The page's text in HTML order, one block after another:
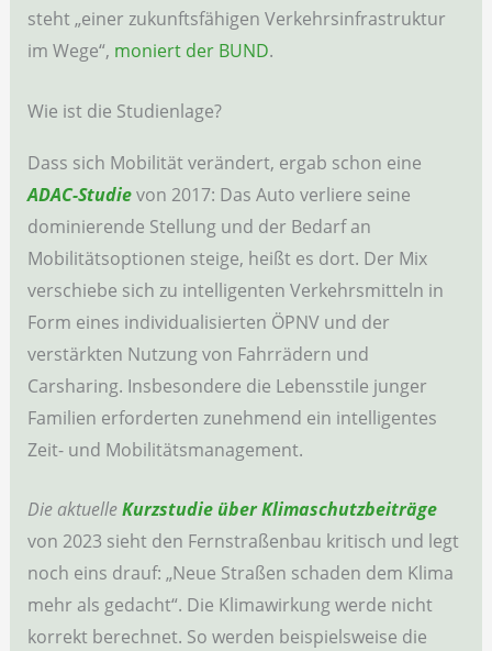
steht „einer zukunftsfähigen Verkehrsinfrastruktur
im Wege“, moniert der BUND.
Wie ist die Studienlage?
Dass sich Mobilität verändert, ergab schon eine
ADAC-Studievon 2017: Das Auto verliere seine
dominierende Stellung und der Bedarf an
Mobilitätsoptionen steige, heißt es dort. Der Mix
verschiebe sich zu intelligenten Verkehrsmitteln in
Form eines individualisierten ÖPNV und der
verstärkten Nutzung von Fahrrädern und
Carsharing. Insbesondere die Lebensstile junger
Familien erforderten zunehmend ein intelligentes
Zeit- und Mobilitätsmanagement.
Die aktuelleKurzstudie über Klimaschutzbeiträge
von 2023 sieht den Fernstraßenbau kritisch und legt
noch eins drauf: „Neue Straßen schaden dem Klima
mehr als gedacht“. Die Klimawirkung werde nicht
korrekt berechnet. So werden beispielsweise die